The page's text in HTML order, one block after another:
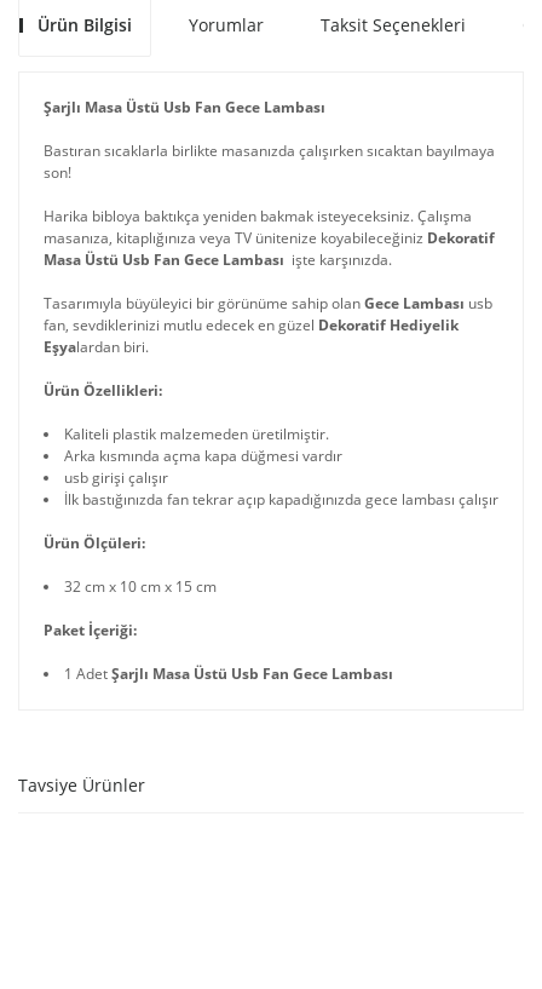
Ürün Bilgisi Yorumlar Taksit Seçenekleri
Şarjlı Masa Üstü Usb Fan Gece Lambası
Bastıran sıcaklarla birlikte masanızda çalışırken sıcaktan bayılmaya
son!
Harika bibloya baktıkça yeniden bakmak isteyeceksiniz. Çalışma
masanıza, kitaplığınıza veya TV ünitenize koyabileceğiniz Dekoratif
Masa Üstü Usb Fan Gece Lambası işte karşınızda.
Tasarımıyla büyüleyici bir görünüme sahip olanGece Lambası usb
fan, sevdiklerinizi mutlu edecek en güzel Dekoratif Hediyelik
Eşyalardan biri.
Ürün Özellikleri:
Kaliteli plastik malzemeden üretilmiştir.
Arka kısmında açma kapa düğmesi vardır
usb girişi çalışır
İlk bastığınızda fan tekrar açıp kapadığınızda gece lambası çalışır
Ürün Ölçüleri:
32 cm x 10 cm x 15 cm
Paket İçeriği:
1 AdetŞarjlı Masa Üstü Usb Fan Gece Lambası
Tavsiye Ürünler